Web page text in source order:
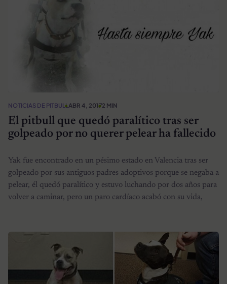
NOTICIAS DE PITBULL ABR 4, 20172 MIN
El pitbull que quedó paralítico tras ser
golpeado por no querer pelear ha fallecido
Yak fue encontrado en un pésimo estado en Valencia tras ser
golpeado por sus antiguos padres adoptivos porque se negaba a
pelear, él quedó paralítico y estuvo luchando por dos años para
volver a caminar, pero un paro cardíaco acabó con su vida,